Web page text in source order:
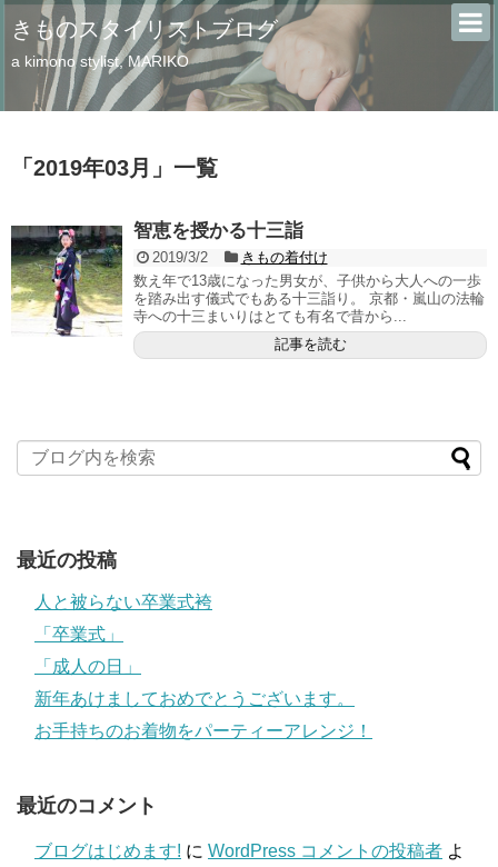
きものスタイリストブログ
a kimono stylist, MARIKO
「 2019年03月 」 一覧
智恵を授かる十三詣
2019/3/2
きもの着付け
数え年で13歳になった男女が、子供から大人への一歩
を踏み出す儀式でもある十三詣り。 京都・嵐山の法輪
寺への十三まいりはとても有名で昔から...
記事を読む
最近の投稿
人と被らない卒業式袴
「卒業式」
「成人の日」
新年あけましておめでとうございます。
お手持ちのお着物をパーティーアレンジ！
最近のコメント
ブログはじめます! に WordPress コメントの投稿者 よ